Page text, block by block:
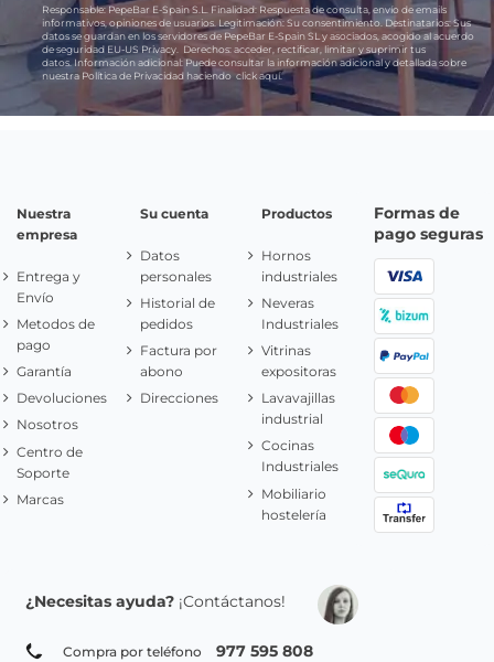
Responsable:PepeBar E-Spain S.L. Finalidad: Respuesta de consulta, envío de emails
informativos, opiniones de usuarios. Legitimación: Su consentimiento. Destinatarios:Sus
datos se guardan en los servidores de PepeBar E-Spain SL y asociados, acogido al acuerdo
de seguridad EU-US Privacy.
Derechos: acceder, rectificar, limitar y suprimir tus
datos.Información adicional:Puede consultar la información adicional y detallada sobre
nuestra Política de Privacidad haciendoclick aquí.
Nuestra
empresa
Entrega y
Envío
Metodos de
pago
Garantía
Devoluciones
Nosotros
Centro de
Soporte
Marcas
Su cuenta
Datos
personales
Historial de
pedidos
Factura por
abono
Direcciones
Productos
Hornos
industriales
Neveras
Industriales
Vitrinas
expositoras
Lavavajillas
industrial
Cocinas
Industriales
Mobiliario
hostelería
Formas de
pago seguras
¿Necesitas ayuda? ¡Contáctanos!
Compra por teléfono 977 595 808